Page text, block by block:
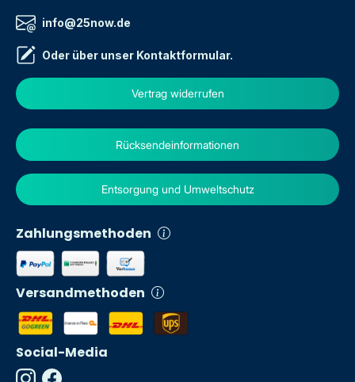
info@25now.de
Oder über unser Kontaktformular.
Vertrag widerrufen
Zahlungsmethoden
Versandmethoden
Rücksendeinformationen
Entsorgung und Umweltschutz
Social-Media